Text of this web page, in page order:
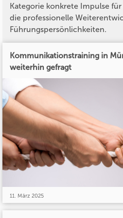
Kategorie konkrete Impulse
die professionelle
Führungspersönlichkeiten.
Kommunikationstraining in
weiterhin gefragt
11. März 2025